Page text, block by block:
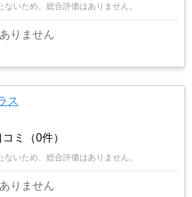
いため、総合評価はありません。
りません
ス
コミ（0件）
いため、総合評価はありません。
りません